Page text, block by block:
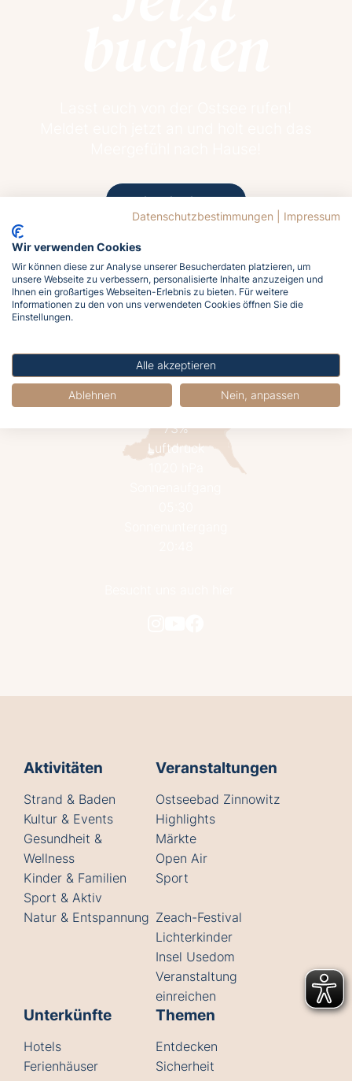
Jetzt buchen
Mäßig bewölkt
Wind
17.1 km/h aus Süd
Luftfeuchtigkeit
73%
Luftdruck
Aktivitäten
Strand & Baden
Kultur & Events
Gesundheit &
Wellness
Kinder & Familien
Sport & Aktiv
Natur & Entspannung
Veranstaltungen
Ostseebad Zinnowitz
Highlights
Märkte
Open Air
Sport
Zeach-Festival
Lichterkinder
Insel Usedom
Veranstaltung
einreichen
Unterkünfte
Hotels
Ferienhäuser
Themen
Entdecken
Sicherheit
Datenschutzbestimmungen Impressum
Wir verwenden Cookies
Wir können diese zur Analyse unserer Besucherdaten platzieren, um
unsere Webseite zu verbessern, personalisierte Inhalte anzuzeigen und
Ihnen ein großartiges Webseiten-Erlebnis zu bieten. Für weitere
Informationen zu den von uns verwendeten Cookies öffnen Sie die
Einstellungen.
Alle akzeptieren
Ablehnen Nein, anpassen